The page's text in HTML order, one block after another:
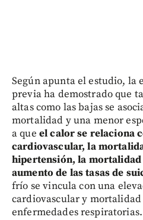
Según apunta el estudio,
previa ha demostrado que
altas como las bajas se
mortalidad y una menor
a que el calor se relaciona
cardiovascular, la
hipertensión, la mortalidad
aumento de las tasas de
frío se vincula con una
cardiovascular y
enfermedades respiratorias.